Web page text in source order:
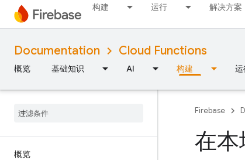
构建 运行 解决方案
Documentation Cloud Functions
概览 基础知识 AI 构建 运
概览
Firebase
在本